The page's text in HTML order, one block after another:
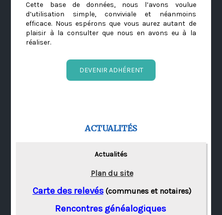
Cette base de données, nous l’avons voulue
d’utilisation simple, conviviale et néanmoins
efficace. Nous espérons que vous aurez autant de
plaisir à la consulter que nous en avons eu à la
réaliser.
DEVENIR ADHÉRENT
ACTUALITÉS
Actualités
Plan du site
Carte des relevés(communes et notaires)
Rencontres généalogiques